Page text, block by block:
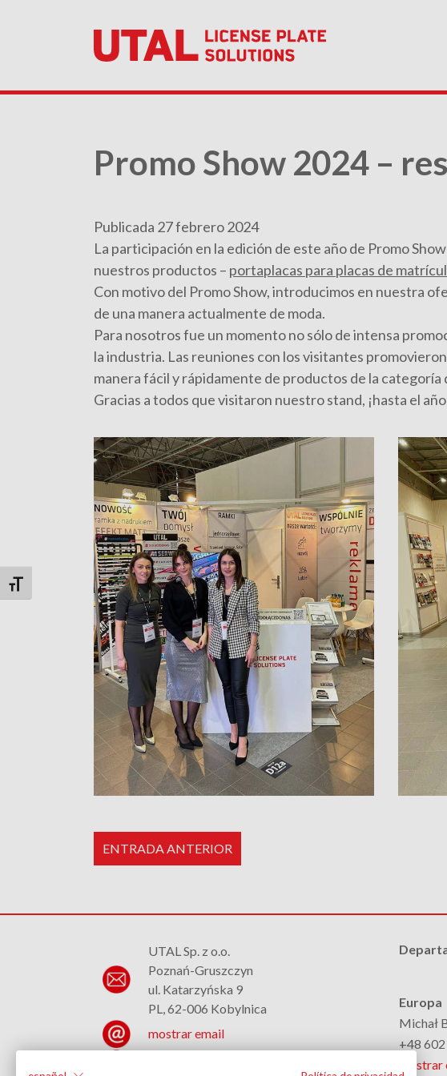
Alternar tamaño de letra
Promo Show 2024 –
Publicada 27 febrero 2024
La participación en la edición de este año de Promo
nuestros productos – portaplacas para placas de
Con motivo del Promo Show, introducimos en nuestra
de una manera actualmente de moda.
Para nosotros fue un momento no sólo de intensa
la industria. Las reuniones con los visitantes
manera fácil y rápidamente de productos de la
Gracias a todos que visitaron nuestro stand, ¡hasta el
ENTRADA ANTERIOR
UTAL Sp. z o.o.
Poznań-Gruszczyn
ul. Katarzyńska 9
PL, 62-006 Kobylnica
mostrar email
Europa
Michał
+48